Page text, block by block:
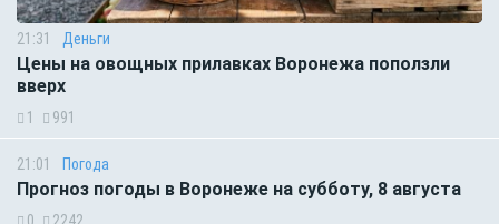
21:31 Деньги
Цены на овощных прилавках Воронежа поползли
вверх
1 991
21:01 Погода
Прогноз погоды в Воронеже на субботу, 8 августа